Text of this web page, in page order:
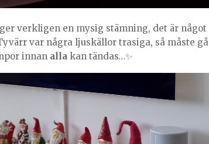
verkligen en mysig stämning, det är något
var några ljuskällor trasiga, så måste gå
innan alla kan tändas…✨